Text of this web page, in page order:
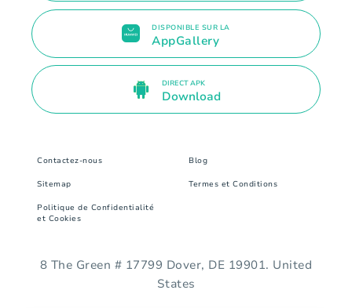
DISPONIBLE SUR LA
AppGallery
DIRECT APK
Download
Contactez-nous Blog
Sitemap Termes et Conditions
Politique de Confidentialité
et Cookies
8 The Green # 17799 Dover, DE 19901. United
States